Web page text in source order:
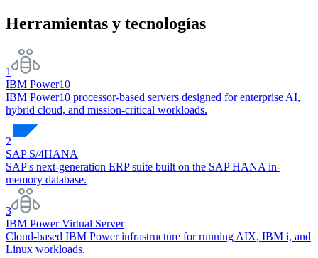
Herramientas y tecnologías
1
IBM Power10
IBM Power10 processor-based servers designed for enterprise AI,
hybrid cloud, and mission-critical workloads.
2
SAP S/4HANA
SAP's next-generation ERP suite built on the SAP HANA in-
memory database.
3
IBM Power Virtual Server
Cloud-based IBM Power infrastructure for running AIX, IBM i, and
Linux workloads.